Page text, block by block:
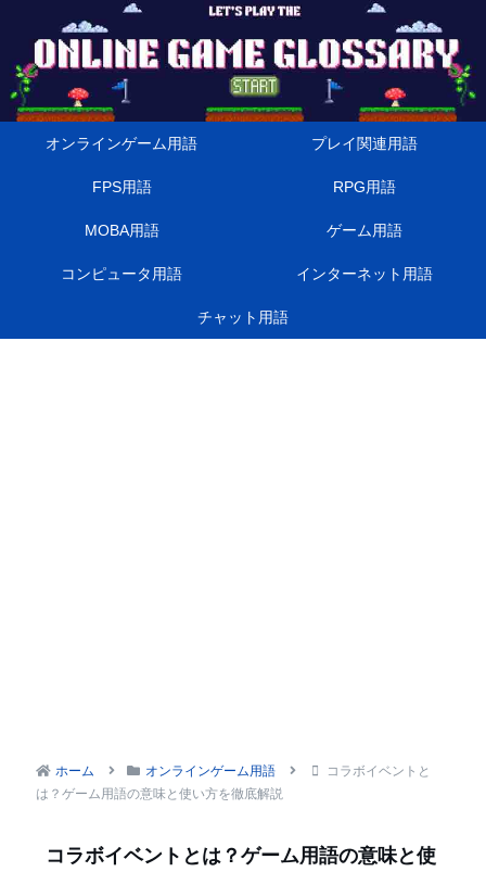
オンラインゲーム用語 プレイ関連用語
FPS用語 RPG用語
MOBA用語 ゲーム用語
コンピュータ用語 インターネット用語
チャット用語
ホーム オンラインゲーム用語
コラボイベントと
は？ゲーム用語の意味と使い方を徹底解説
コラボイベントとは？ゲーム用語の意味と使